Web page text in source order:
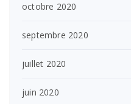
octobre 2020
septembre 2020
juillet 2020
juin 2020